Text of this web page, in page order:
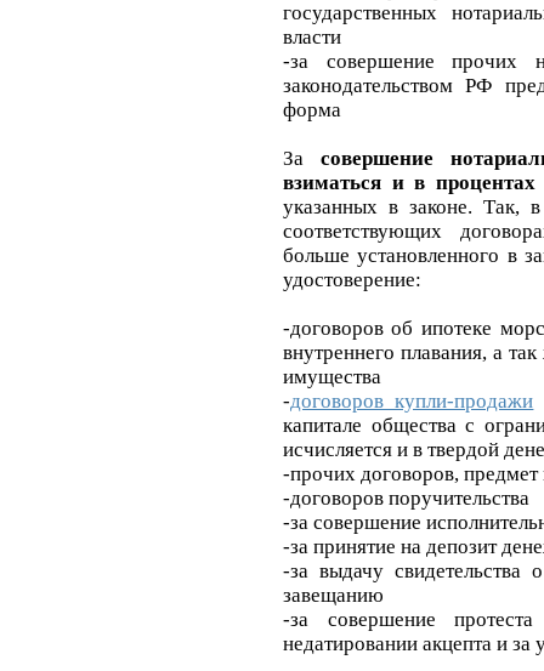
государственных
власти
-за совершение прочих
законодательством РФ
форма
За совершение
взиматься и в
указанных в законе. Так,
соответствующих
больше установленного в
удостоверение:
-договоров об ипотеке
внутреннего плавания, а
имущества
-договоров купли-продажи
капитале общества с
исчисляется и в твердой
-прочих договоров,
-договоров поручительства
-за совершение
-за принятие на депозит
-за выдачу
завещанию
-за совершение
недатировании акцепта и за